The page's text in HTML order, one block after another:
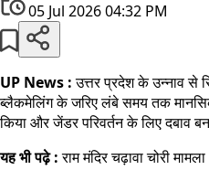
05 Jul 2026 04:32 PM
UP News :उत्तर प्रदेश के उन्नाव से
ब्लैकमेलिंग के जरिए लंबे समय तक
किया और जेंडर परिवर्तन के लिए दबाव
यह भी पढ़े :राम मंदिर चढ़ावा चोरी